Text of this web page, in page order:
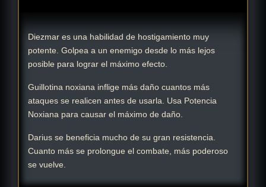
Diezmar es una habilidad de hostigamiento muy
potente. Golpea a un enemigo desde lo más lejos
posible para lograr el máximo efecto.
Guillotina noxiana inflige más daño cuantos más
ataques se realicen antes de usarla. Usa Potencia
Noxiana para causar el máximo de daño.
Darius se beneficia mucho de su gran resistencia.
Cuanto más se prolongue el combate, más poderoso
se vuelve.